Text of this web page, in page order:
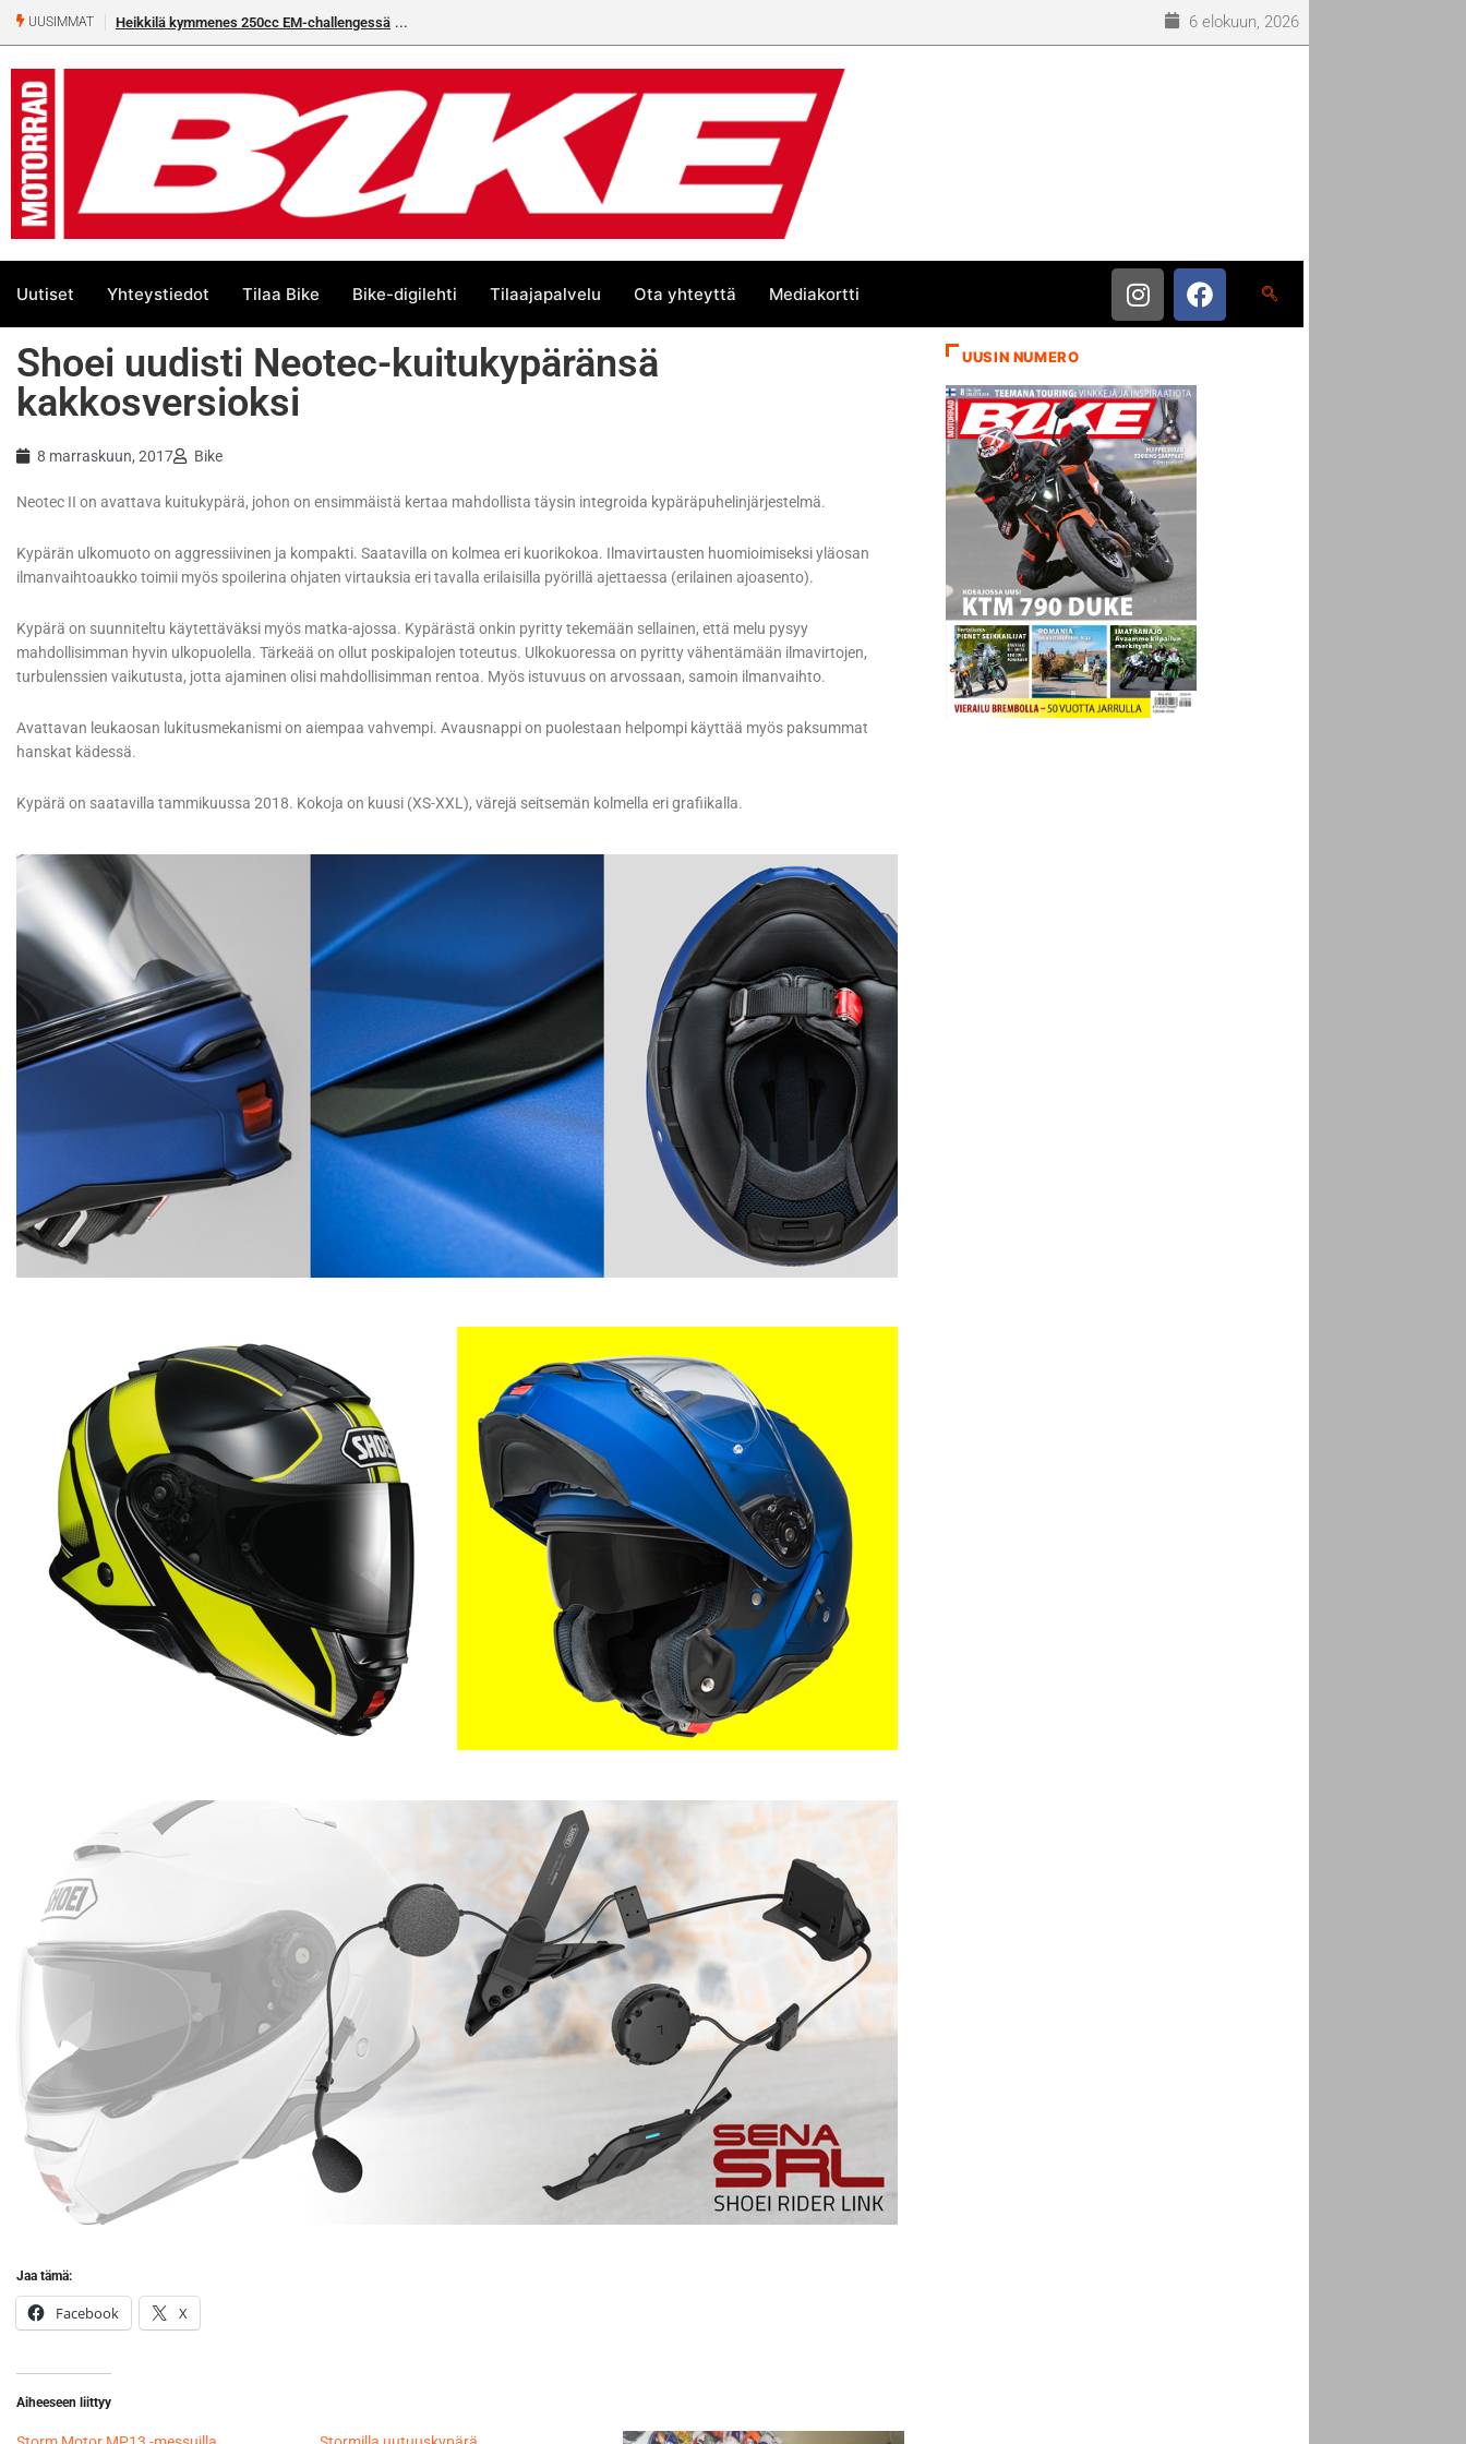
UUSIMMAT Heikkilä kymmenes 250cc EM-challengessä 6 elokuun, 2026
Uutiset Yhteystiedot Tilaa Bike Bike-digilehti Tilaajapalvelu Ota yhteyttä Mediakortti
​Shoei uudisti Neotec-kuitukypäränsä
kakkosversioksi
8 marraskuun, 2017 Bike
Neotec II on avattava kuitukypärä, johon on ensimmäistä kertaa mahdollista täysin integroida kypäräpuhelinjärjestelmä.
Kypärän ulkomuoto on aggressiivinen ja kompakti. Saatavilla on kolmea eri kuorikokoa. Ilmavirtausten huomioimiseksi yläosan
ilmanvaihtoaukko toimii myös spoilerina ohjaten virtauksia eri tavalla erilaisilla pyörillä ajettaessa (erilainen ajoasento).
Kypärä on suunniteltu käytettäväksi myös matka-ajossa. Kypärästä onkin pyritty tekemään sellainen, että melu pysyy
mahdollisimman hyvin ulkopuolella. Tärkeää on ollut poskipalojen toteutus. Ulkokuoressa on pyritty vähentämään ilmavirtojen,
turbulenssien vaikutusta, jotta ajaminen olisi mahdollisimman rentoa. Myös istuvuus on arvossaan, samoin ilmanvaihto.
Avattavan leukaosan lukitusmekanismi on aiempaa vahvempi. Avausnappi on puolestaan helpompi käyttää myös paksummat
hanskat kädessä.
Kypärä on saatavilla tammikuussa 2018. Kokoja on kuusi (XS-XXL), värejä seitsemän kolmella eri grafiikalla.
Jaa tämä:
Facebook X
Aiheeseen liittyy
UUSIN NUMERO